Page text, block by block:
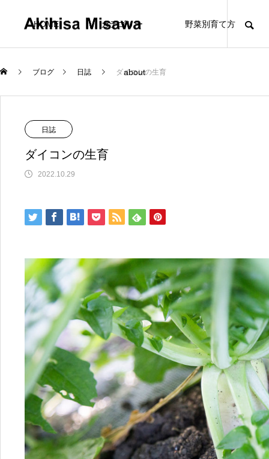
HOME カテゴリー 野菜別育て方
about
植物の仕事は「光合成」と「呼吸」／カラダ
を作っている「細胞」と「センイ」
野
たん
ブログ 日誌 ダイコンの生育
日誌
ダイコンの生育
2022.10.29